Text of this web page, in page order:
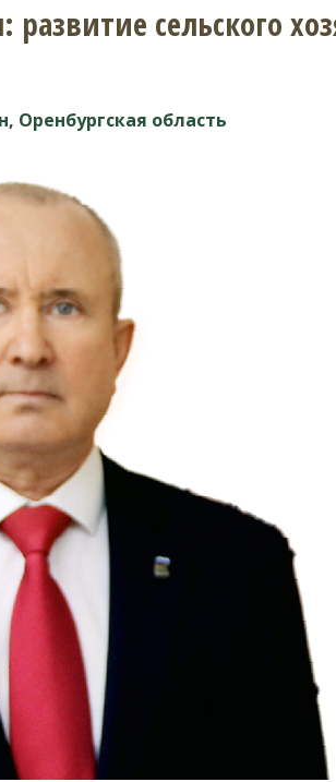
развитие сельского
Оренбургская область